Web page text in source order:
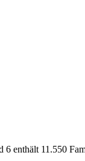
enthält 11.550